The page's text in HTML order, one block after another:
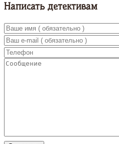
Написать детективам